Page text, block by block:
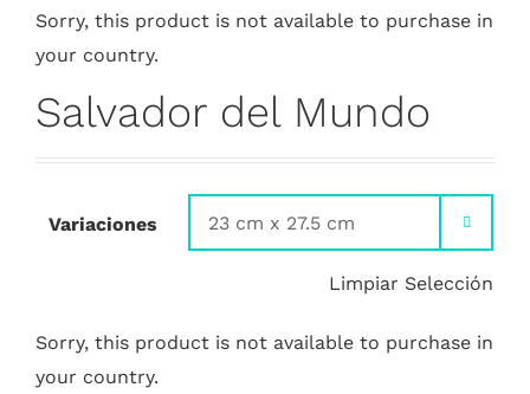
Sorry, this product is not available to purchase in
your country.
Salvador del Mundo
Variaciones 
Limpiar Selección
Sorry, this product is not available to purchase in
your country.